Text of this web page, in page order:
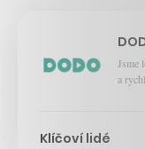
Jsme
a
Klíčoví lidé